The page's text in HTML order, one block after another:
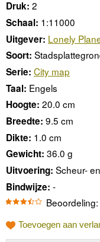
Druk: 2
Schaal: 1:11000
Uitgever: Lonely
Soort:
Serie: City map
Taal: Engels
Hoogte: 20.0 cm
Breedte: 9.5 cm
Dikte: 1.0 cm
Gewicht: 36.0 g
Uitvoering: Scheur-
Bindwijze: -
Beoordeling:
Toevoegen aan